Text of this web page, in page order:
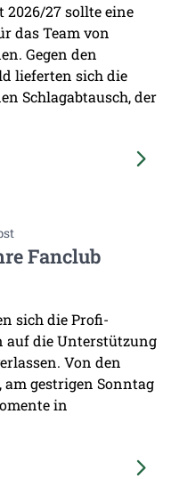
2026/27 sollte eine
das Team von
Gegen den
lieferten sich die
Schlagabtausch, der
Fanclub
sich die Profi-
auf die Unterstützung
Von den
am gestrigen Sonntag
in